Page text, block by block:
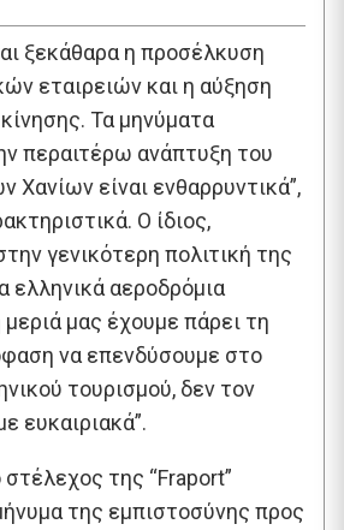
ξεκάθαρα η προσέλκυση
εταιρειών και η αύξηση
Τα μηνύματα
περαιτέρω ανάπτυξη του
Χανίων είναι ενθαρρυντικά”,
Ο ίδιος,
γενικότερη πολιτική της
ελληνικά αεροδρόμια
μεριά μας έχουμε πάρει τη
να επενδύσουμε στο
τουρισμού, δεν τον
ευκαιριακά”.
της “Fraport”
της εμπιστοσύνης προς